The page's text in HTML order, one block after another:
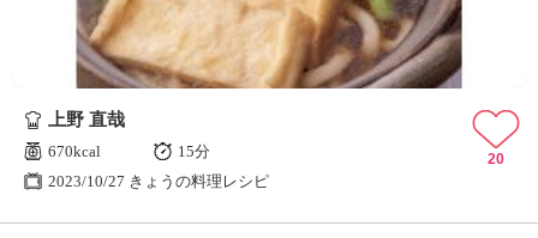
上野 直哉
670kcal
15分
2023/10/27 きょうの料理レシピ
20